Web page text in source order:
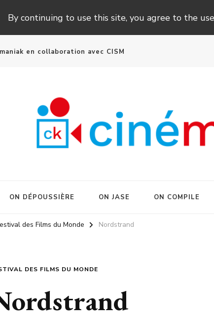
By continuing to use this site, you agree to the
en collaboration avec CISM
ON DÉPOUSSIÈRE ON JASE ON COMPILE
des Films du Monde Nordstrand
DES FILMS DU MONDE